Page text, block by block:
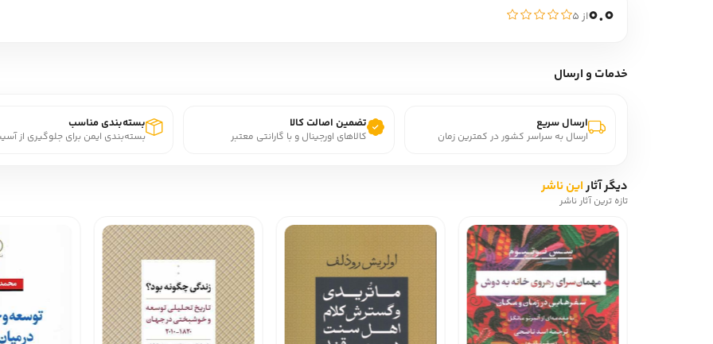
0.0از ۵
خدمات و ارسال
ارسال سریع
ارسال به سراسر کشور در کمترین زمان
تضمین اصالت کالا
کالاهای اورجینال و با گارانتی معتبر
بسته‌بندی مناسب
بسته‌بندی ایمن برای جلوگیری از
دیگر آثاراین ناشر
تازه ترین آثار ناشر